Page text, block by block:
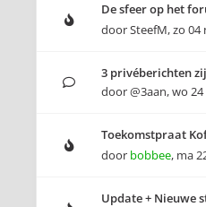
De sfeer op het
doorSteefM,zo 04
3 privéberichten
door@3aan,wo 24
Toekomstpraat
door bobbee, ma
Update + Nieuwe